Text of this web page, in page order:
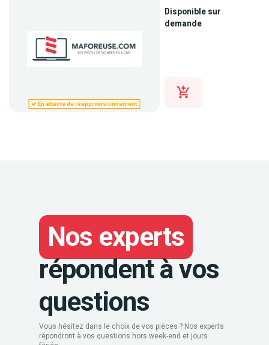
En attente de réapprovisionnement
Disponible sur
demande
Nos experts
répondent à vos
questions
Vous hésitez dans le choix de vos pièces ? Nos experts
répondront à vos questions hors week-end et jours